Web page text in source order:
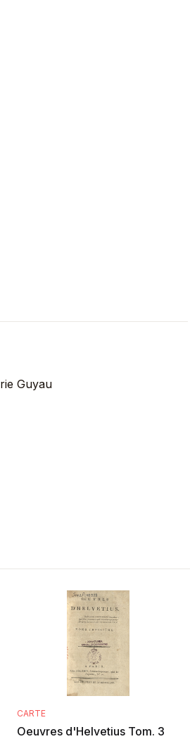
Guyau
CARTE
Oeuvres d'Helvetius Tom. 3